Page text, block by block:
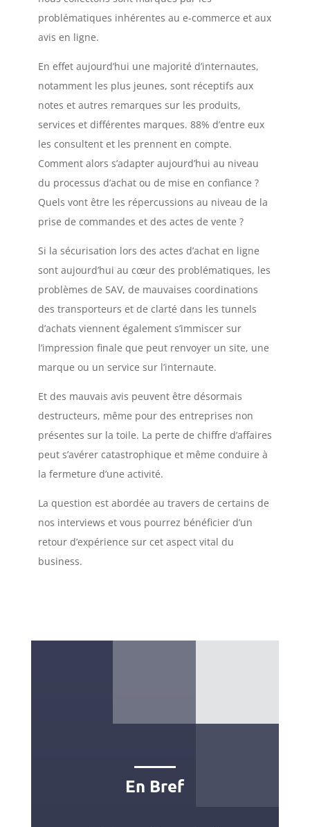
problématiques inhérentes au e-commerce et aux
avis en ligne.
En effet aujourd’hui une majorité d’internautes,
notamment les plus jeunes, sont réceptifs aux
notes et autres remarques sur les produits,
services et différentes marques. 88% d’entre eux
les consultent et les prennent en compte.
Comment alors s’adapter aujourd’hui au niveau
du processus d’achat ou de mise en confiance ?
Quels vont être les répercussions au niveau de la
prise de commandes et des actes de vente ?
Si la sécurisation lors des actes d’achat en ligne
sont aujourd’hui au cœur des problématiques, les
problèmes de SAV, de mauvaises coordinations
des transporteurs et de clarté dans les tunnels
d’achats viennent également s’immiscer sur
l’impression finale que peut renvoyer un site, une
marque ou un service sur l’internaute.
Et des mauvais avis peuvent être désormais
destructeurs, même pour des entreprises non
présentes sur la toile. La perte de chiffre d’affaires
peut s’avérer catastrophique et même conduire à
la fermeture d’une activité.
La question est abordée au travers de certains de
nos interviews et vous pourrez bénéficier d’un
retour d’expérience sur cet aspect vital du
business.
En Bref